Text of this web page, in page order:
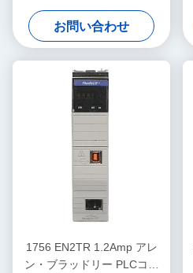
BA バッテリー SLC 500 リチ
ウム バッテリー
お問い合わせ
1756 EN2TR 1.2Amp アレ
ン・ブラッドリー PLCコン